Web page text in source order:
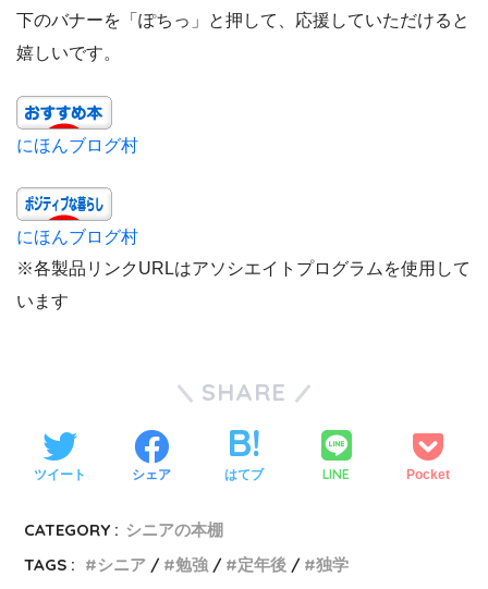
下のバナーを「ぽちっ」と押して、応援していただけると
嬉しいです。
にほんブログ村
にほんブログ村
※各製品リンクURLはアソシエイトプログラムを­使用して
います
SHARE
ツイート シェア はてブ LINE Pocket
CATEGORY : シニアの本棚
TAGS :
シニア 勉強 定年後 独学